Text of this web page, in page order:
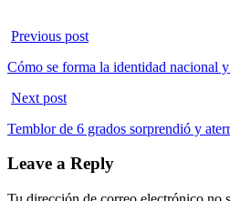
Previous post
Cómo se forma la identidad nacional
Next post
Temblor de 6 grados sorprendió y
Leave a Reply